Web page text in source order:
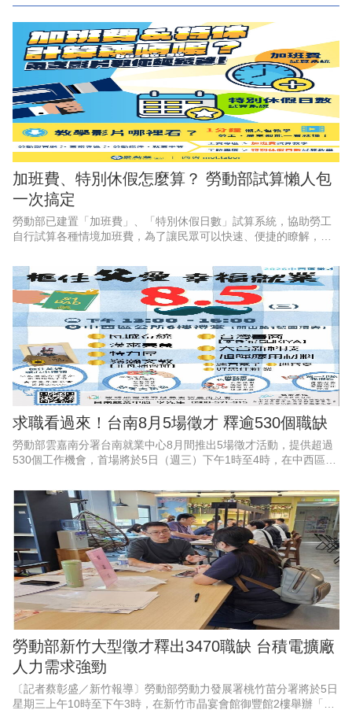
加班費、特別休假怎麼算？ 勞動部試算懶人包
一次搞定
勞動部已建置「加班費」、「特別休假日數」試算系統，協助勞工
自行試算各種情境加班費，為了讓民眾可以快速、便捷的瞭解，勞
雇主都能一看就懂、動動手
求職看過來！台南8月5場徵才 釋逾530個職缺
勞動部雲嘉南分署台南就業中心8月間推出5場徵才活動，提供超過
530個工作機會，首場將於5日（週三）下午1時至4時，在中西區公
家企業現場徵才、
勞動部新竹大型徵才釋出3470職缺 台積電擴廠
人力需求強勁
〔記者蔡彰盛／新竹報導〕勞動部勞動力發展署桃竹苗分署將於5日
星期三上午10時至下午3時，在新竹市晶宴會館御豐館2樓舉辦「新